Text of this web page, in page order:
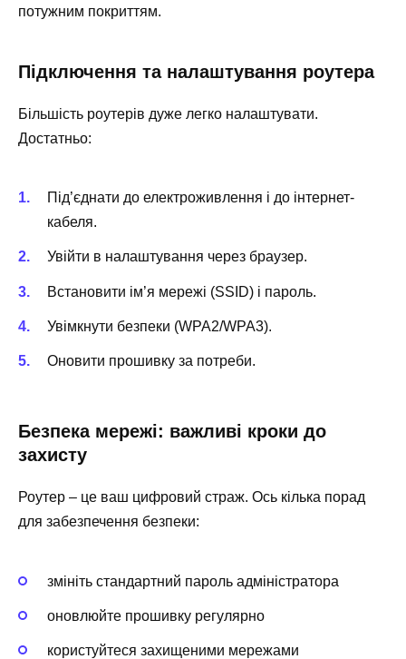
потужним покриттям.
Підключення та налаштування роутера
Більшість роутерів дуже легко налаштувати.
Достатньо:
Під’єднати до електроживлення і до інтернет-
кабеля.
Увійти в налаштування через браузер.
Встановити ім’я мережі (SSID) і пароль.
Увімкнути безпеки (WPA2/WPA3).
Оновити прошивку за потреби.
Безпека мережі: важливі кроки до
захисту
Роутер – це ваш цифровий страж. Ось кілька порад
для забезпечення безпеки:
змініть стандартний пароль адміністратора
оновлюйте прошивку регулярно
користуйтеся захищеними мережами